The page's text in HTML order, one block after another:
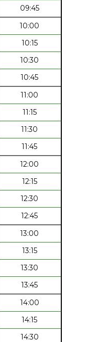
09:45
10:00
10:15
10:30
10:45
11:00
11:15
11:30
11:45
12:00
12:15
12:30
12:45
13:00
13:15
13:30
13:45
14:00
14:15
14:30